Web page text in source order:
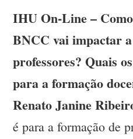
IHU On-Line –
BNCC vai impactar
professores? Quais
para a formação
Renato Janine
é para a formação de